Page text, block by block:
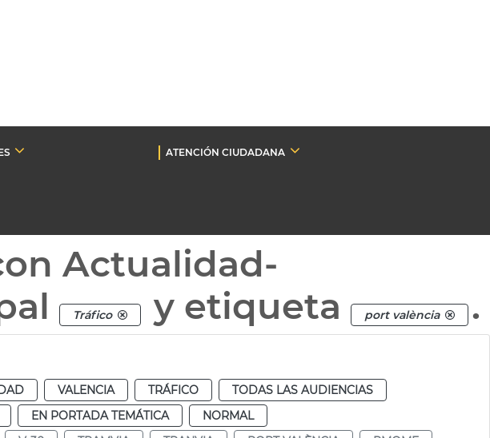
ATENCIÓN CIUDADANA
Actualidad-
Tráfico y etiqueta port valència .
VALENCIA TRÁFICO
TODAS LAS AUDIENCIAS
EN PORTADA TEMÁTICA
NORMAL